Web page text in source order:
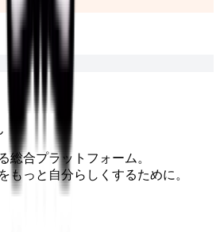
総合プラットフォーム。
もっと自分らしくするために。